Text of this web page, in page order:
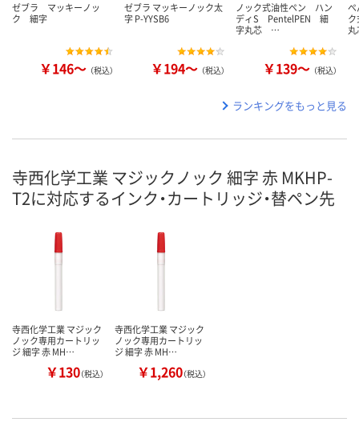
ゼブラ マッキーノッ
ク 細字
￥146～ （税込）
ゼブラ マッキーノック太
字 P-YYSB6
￥194～ （税込）
ノック式油性ペン ハン
ディS PentelPEN 細
字丸芯 …
￥139～ （税込）
ランキングをもっと見る
寺西化学工業 マジックノック 細字 赤 MKHP-
T2に対応するインク・カートリッジ・替ペン先
寺西化学工業 マジック
ノック専用カートリッ
ジ 細字 赤 MH…
￥130（税込）
寺西化学工業 マジック
ノック専用カートリッ
ジ 細字 赤 MH…
￥1,260（税込）